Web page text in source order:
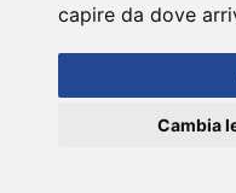
capire da dove
Cambia